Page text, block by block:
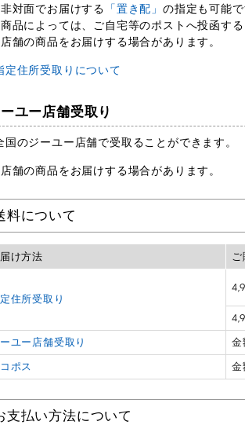
対面でお届けする 「置き配」 の指定も可能で
品によっては、ご自宅等のポストへ投函する
舗の商品をお届けする場合があります。
定住所受取りについて
ユー店舗受取り
国のジーユー店舗で受取ることができます。
舗の商品をお届けする場合があります。
料について
け方法 ご
住所受取り
ユー店舗受取り 金
ポス 金
支払い方法について